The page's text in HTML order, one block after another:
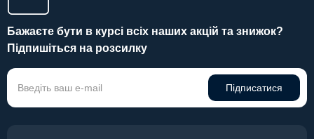
Бажаєте бути в курсі всіх наших акцій та знижок?
Підпишіться на розсилку
Підписатися